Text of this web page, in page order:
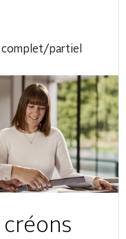
complet/partiel
créons